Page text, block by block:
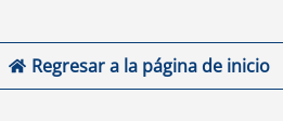
Regresar a la página de inicio